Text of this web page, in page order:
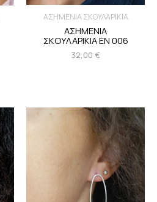
ΑΣΗΜΕΝΙΑ ΣΚΟΥΛΑΡΙΚΙΑ
ΑΣΗΜΕΝΙΑ
ΣΚΟΥΛΑΡΙΚΙΑ ΕΝ 006
32,00 €